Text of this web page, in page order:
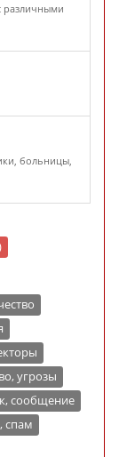
различными
больницы,
угрозы
сообщение
спам